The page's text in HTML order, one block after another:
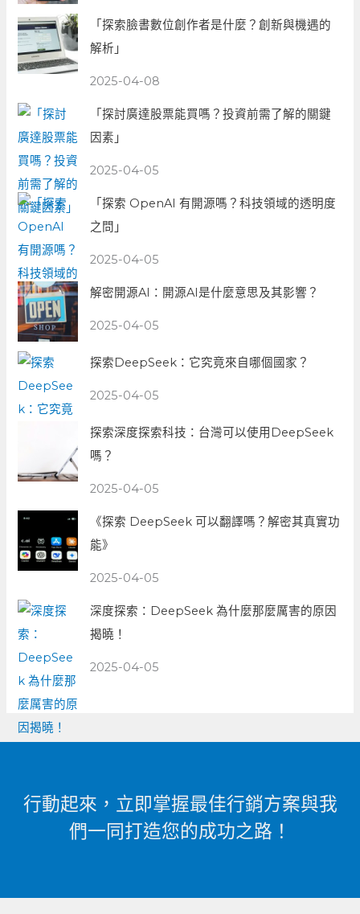
「探索臉書數位創作者是什麼？創新與機遇的
解析」
2025-04-08
「探討廣達股票能買嗎？投資前需了解的關鍵
因素」
2025-04-05
「探索 OpenAI 有開源嗎？科技領域的透明度
之問」
2025-04-05
解密開源AI：開源AI是什麼意思及其影響？
2025-04-05
探索DeepSeek：它究竟來自哪個國家？
2025-04-05
探索深度探索科技：台灣可以使用DeepSeek
嗎？
2025-04-05
《探索 DeepSeek 可以翻譯嗎？解密其真實功
能》
2025-04-05
深度探索：DeepSeek 為什麼那麼厲害的原因
揭曉！
2025-04-05
行動起來，立即掌握最佳行銷方案與我
們一同打造您的成功之路！